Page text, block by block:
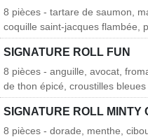
8 pièces - tartare de saumon,
coquille saint-jacques flambée,
SIGNATURE ROLL FUN
8 pièces - anguille, avocat,
de thon épicé, croustilles
SIGNATURE ROLL MINTY
8 pièces - dorade, menthe,